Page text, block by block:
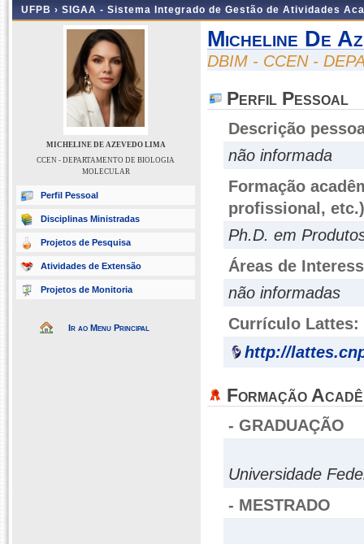
UFPB › SIGAA - Sistema Integrado de Gestão de Atividades
MICHELINE DE AZEVEDO LIMA
CCEN - DEPARTAMENTO DE BIOLOGIA
MOLECULAR
Perfil Pessoal
Disciplinas Ministradas
Projetos de Pesquisa
Atividades de Extensão
Projetos de Monitoria
Ir ao Menu Principal
Micheline De
DBIM - CCEN -
Perfil Pessoal
Descrição
não informada
Formação
profissional, etc.)
Ph.D. em
Áreas de
não informadas
Currículo Lattes:
http://
Formação
- GRADUAÇÃO
Universidade
- MESTRADO